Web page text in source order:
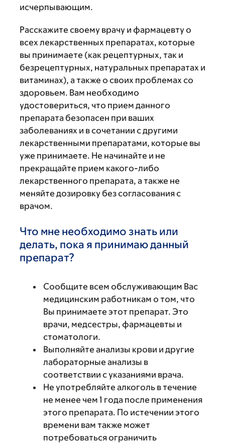
исчерпывающим.
Расскажите своему врачу и фармацевту о
всех лекарственных препаратах, которые
вы принимаете (как рецептурных, так и
безрецептурных, натуральных препаратах и
витаминах), а также о своих проблемах со
здоровьем. Вам необходимо
удостовериться, что прием данного
препарата безопасен при ваших
заболеваниях и в сочетании с другими
лекарственными препаратами, которые вы
уже принимаете. Не начинайте и не
прекращайте прием какого-либо
лекарственного препарата, а также не
меняйте дозировку без согласования с
врачом.
Что мне необходимо знать или
делать, пока я принимаю данный
препарат?
Сообщите всем обслуживающим Вас
медицинским работникам о том, что
Вы принимаете этот препарат. Это
врачи, медсестры, фармацевты и
стоматологи.
Выполняйте анализы крови и другие
лабораторные анализы в
соответствии с указаниями врача.
Не употребляйте алкоголь в течение
не менее чем 1 года после применения
этого препарата. По истечении этого
времени вам также может
потребоваться ограничить